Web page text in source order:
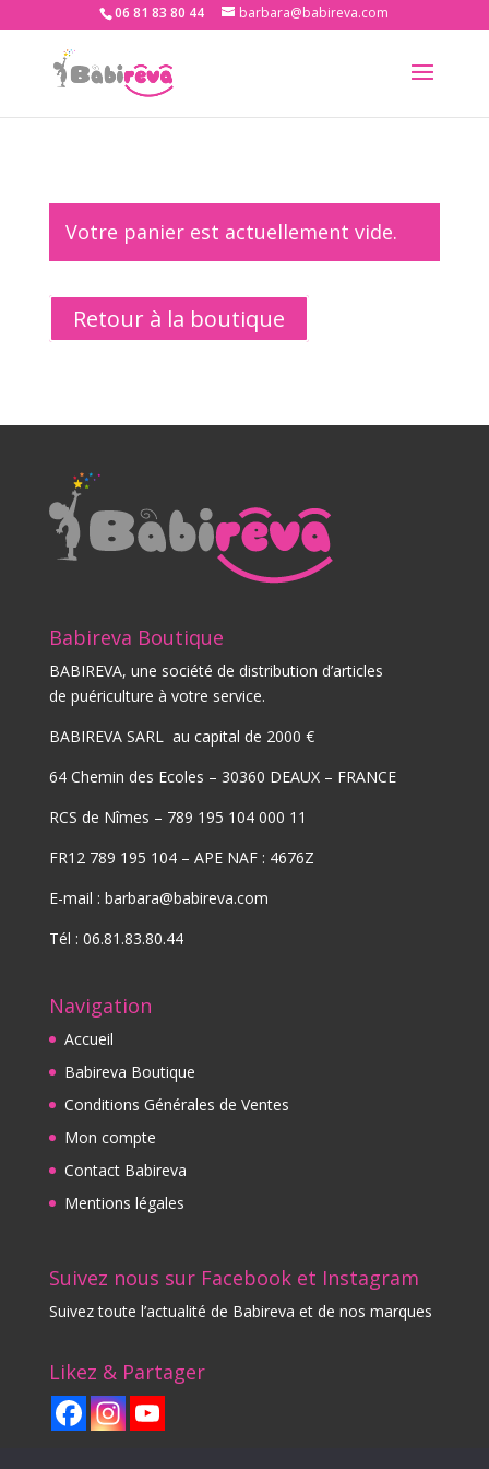
06 81 83 80 44 barbara@babireva.com
Votre panier est actuellement vide.
Retour à la boutique
Babireva Boutique
BABIREVA, une société de distribution d’articles
de puériculture à votre service.
BABIREVA SARL au capital de 2000 €
64 Chemin des Ecoles – 30360 DEAUX – FRANCE
RCS de Nîmes – 789 195 104 000 11
FR12 789 195 104 – APE NAF : 4676Z
E-mail : barbara@babireva.com
Tél : 06.81.83.80.44
Navigation
Accueil
Babireva Boutique
Conditions Générales de Ventes
Mon compte
Contact Babireva
Mentions légales
Suivez nous sur Facebook et Instagram
Suivez toute l’actualité de Babireva et de nos marques
Likez & Partager